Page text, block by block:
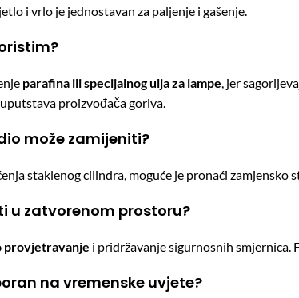
i vrlo je jednostavan za paljenje i gašenje.
parafina ili specijalnog ulja za lampe, jer
proizvođača goriva.
može zamijeniti?
staklenog cilindra, moguće je pronaći
u zatvorenom prostoru?
provjetravanje i pridržavanje sigurnosnih smjernica.
na vremenske uvjete?